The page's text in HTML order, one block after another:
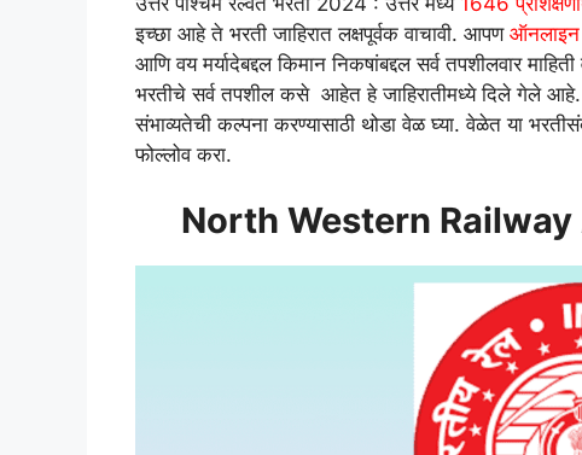
इच्छा आहे ते भरती जाहिरात लक्षपूर्वक वाचावी. आपण ऑनलाइन
आणि वय मर्यादेबद्दल किमान निकषांबद्दल सर्व तपशीलवार
भरतीचे सर्व तपशील कसे आहेत हे जाहिरातीमध्ये दिले गेले आहे.
संभाव्यतेची कल्पना करण्यासाठी थोडा वेळ घ्या. वेळेत या
फोल्लोव करा.
North Western